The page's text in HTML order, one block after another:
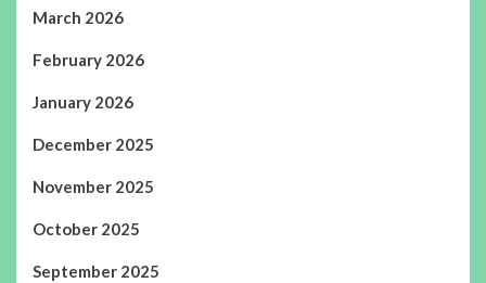
March 2026
February 2026
January 2026
December 2025
November 2025
October 2025
September 2025